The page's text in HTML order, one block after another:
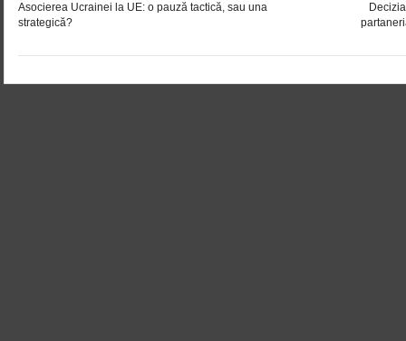
Asocierea Ucrainei la UE: o pauză tactică, sau una
strategică?